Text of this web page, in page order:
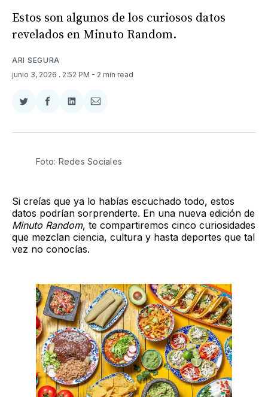
Estos son algunos de los curiosos datos
revelados en Minuto Random.
ARI SEGURA
junio 3, 2026 . 2:52 PM - 2 min read
Compartir
Twitter
Compartir
Facebook
Compartir
LinkedIn
Compartir
Email
Foto: Redes Sociales
Si creías que ya lo habías escuchado todo, estos
datos podrían sorprenderte. En una nueva edición de
Minuto Random, te compartiremos cinco curiosidades
que mezclan ciencia, cultura y hasta deportes que tal
vez no conocías.